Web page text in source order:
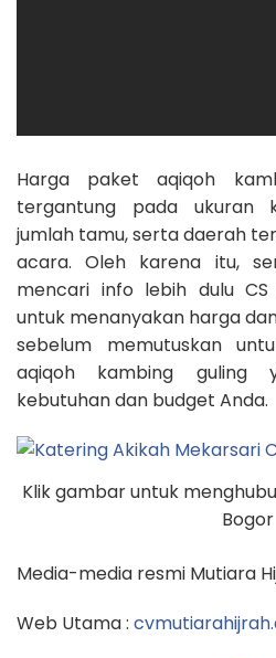
Harga paket aqiqoh
tergantung pada ukuran
jumlah tamu, serta daerah
acara. Oleh karena itu,
mencari info lebih dulu
untuk menanyakan harga
sebelum memutuskan
aqiqoh kambing guling
kebutuhan dan budget Anda.
Klik gambar untuk
Bogor
Media-media resmi Mutiara
Web Utama :